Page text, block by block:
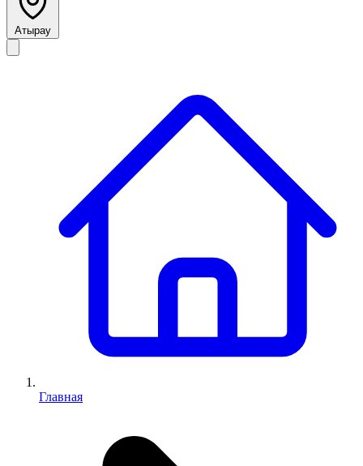
Атырау
Главная